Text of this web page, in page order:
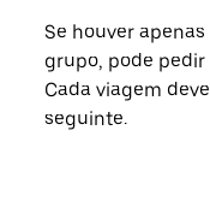
Se houver
grupo, pode pedir
Cada viagem
seguinte.